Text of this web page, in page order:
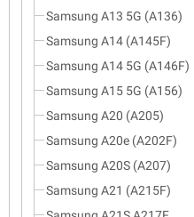
Samsung A13 5G (A136)
Samsung A14 (A145F)
Samsung A14 5G (A146F)
Samsung A15 5G (A156)
Samsung A20 (A205)
Samsung A20e (A202F)
Samsung A20S (A207)
Samsung A21 (A215F)